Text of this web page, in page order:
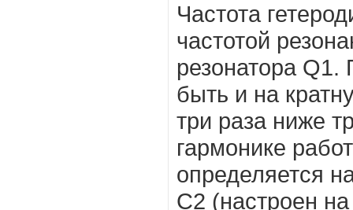
Частота
частотой
резонатора
быть и на
три раза ниже
гармонике
определяется
C2 (настроен